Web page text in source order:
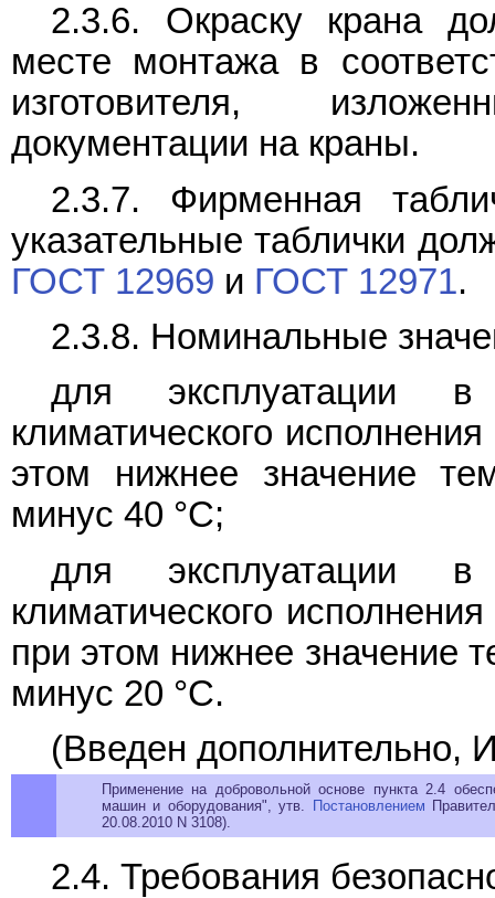
2.3.6. Окраску крана
месте монтажа в
изготовителя,
документации на краны.
2.3.7. Фирменная
указательные таблички
ГОСТ 12969 и ГОСТ 12971.
2.3.8. Номинальные
для эксплуатации
климатического
этом нижнее значение
минус 40 °С;
для эксплуатации
климатического
при этом нижнее значение
минус 20 °С.
(Введен дополнительно,
Применение на добровольной основе пункта 2.4
машин и оборудования", утв.
Постановлением
20.08.2010 N 3108).
2.4. Требования